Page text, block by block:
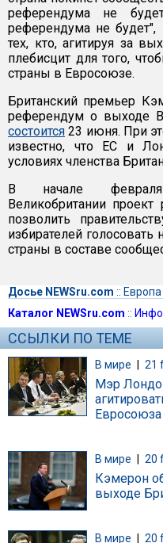
референдума не
референдума не будет",
тех, кто, агитируя за
плебисцит для того,
страны в Евросоюзе.
Британский премьер
референдум о выходе
состоится 23 июня. При
известно, что ЕС и
условиях членства
В начале
Великобритании
позволить
избирателей
страны в составе
Досье NEWSru.com :: Европа
Каталог NEWSru.com ::
ССЫЛКИ ПО ТЕМЕ
В мире | 21
Мэр
Евросоюза
В мире 20
Кэмерон
выходе
В мире 20